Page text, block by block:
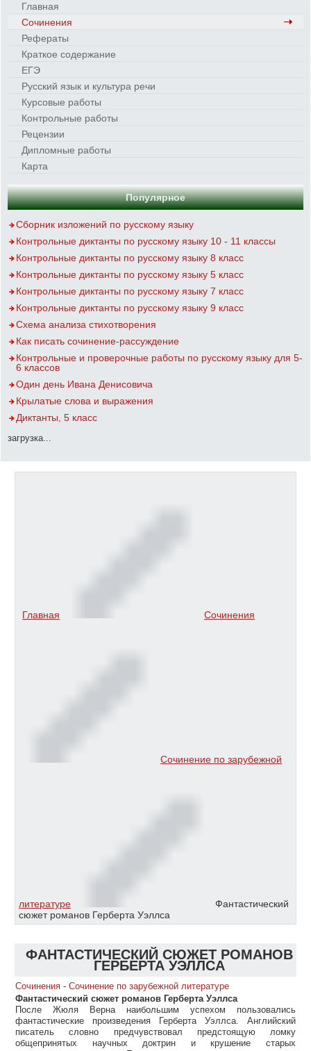
Главная
Сочинения
Рефераты
Краткое содержание
ЕГЭ
Русский язык и культура речи
Курсовые работы
Контрольные работы
Рецензии
Дипломные работы
Карта
Популярное
Сборник изложений по русскому языку
Контрольные диктанты по русскому языку 10 - 11 классы
Контрольные диктанты по русскому языку 8 класс
Контрольные диктанты по русскому языку 5 класс
Контрольные диктанты по русскому языку 7 класс
Контрольные диктанты по русскому языку 9 класс
Схема анализа стихотворения
Как писать сочинение-рассуждение
Контрольные и проверочные работы по русскому языку для 5-
6 классов
Один день Ивана Денисовича
Крылатые слова и выражения
Диктанты, 5 класс
загрузка...
Главная Сочинения
Сочинение по зарубежной
литературе
Фантастический
сюжет романов Герберта Уэллса
ФАНТАСТИЧЕСКИЙ СЮЖЕТ РОМАНОВ
ГЕРБЕРТА УЭЛЛСА
Сочинения - Сочинение по зарубежной литературе
Фантастический сюжет романов Герберта Уэллса
После Жюля Верна наибольшим успехом пользовались
фантастические произведения Герберта Уэллса. Английский
писатель словно предчувствовал предстоящую ломку
общепринятых научных доктрин и крушение старых